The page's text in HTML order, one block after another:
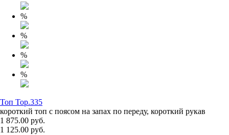
%
%
%
%
Топ Top.335
короткий топ с поясом на запах по переду, короткий рукав
1 875.00 руб.
1 125.00 руб.